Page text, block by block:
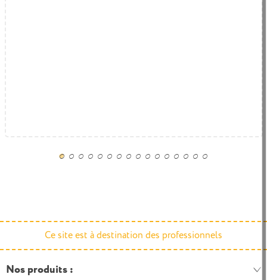
Ce site est à destination des professionnels
Nos produits